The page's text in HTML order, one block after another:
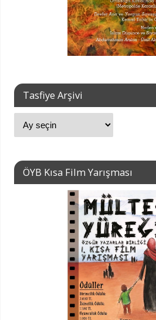
Tasfiye Arşivi
ÖYB Kısa Film Yarışması